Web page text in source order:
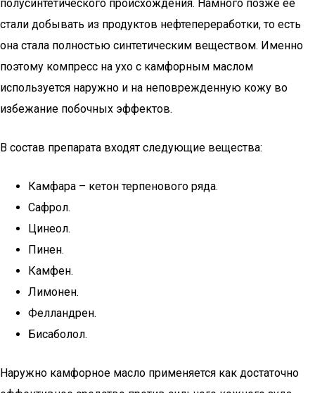
полусинтетического происхождения. Намного позже ее
стали добывать из продуктов нефтепереработки, то есть
она стала полностью синтетическим веществом. Именно
поэтому компресс на ухо с камфорным маслом
используется наружно и на неповрежденную кожу во
избежание побочных эффектов.
В состав препарата входят следующие вещества:
Камфара – кетон терпенового ряда.
Сафрол.
Цинеол.
Пинен.
Камфен.
Лимонен.
Фелландрен.
Бисаболол.
Наружно камфорное масло применяется как достаточно